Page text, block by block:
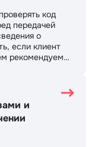
код
передачей
о
если клиент
рекомендуемый
и